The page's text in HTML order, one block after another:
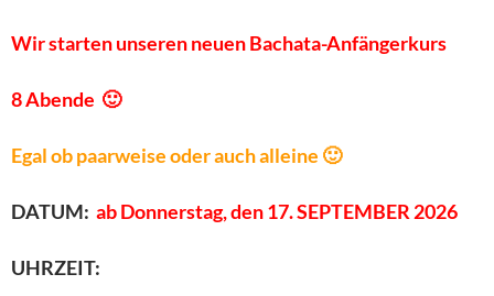
Wir starten unseren neuen Bachata-Anfängerkurs
8 Abende 🙂
Egal ob paarweise oder auch alleine 🙂
DATUM: ab Donnerstag, den 17. SEPTEMBER 2026
UHRZEIT: